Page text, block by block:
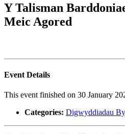
Y Talisman
Meic Agored
Event Details
This event finished on 30 January
Categories: Digwyddiadau